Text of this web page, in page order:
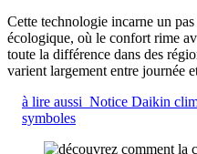
Cette technologie incarne un
écologique, où le confort rime
toute la différence dans des
varient largement entre journée
à lire aussi Notice Daikin
symboles